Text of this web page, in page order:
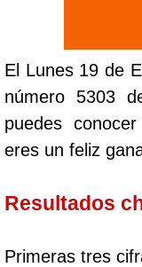
El Lunes 19 de
número 5303
puedes
eres un feliz
Resultados
Primeras tres